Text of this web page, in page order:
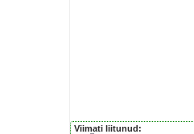
Viimati liitunud: